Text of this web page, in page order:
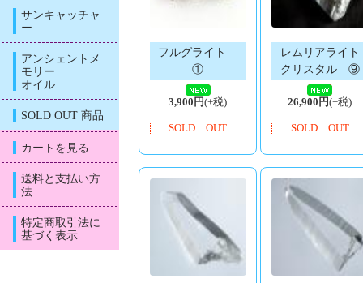
サンキャッチャ
ー
アンシェントメ
モリー
オイル
SOLD OUT 商品
カートを見る
送料と支払い方
法
特定商取引法に
基づく表示
フルグライト
①
3,900円(+税)
SOLD OUT
レムリアライト
クリスタル ⑨
26,900円(+税)
SOLD OUT